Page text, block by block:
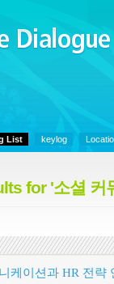
List keylog
for '소셜 커
케이션과 HR 전략